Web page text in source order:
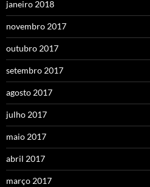
janeiro 2018
novembro 2017
outubro 2017
setembro 2017
agosto 2017
julho 2017
maio 2017
abril 2017
março 2017